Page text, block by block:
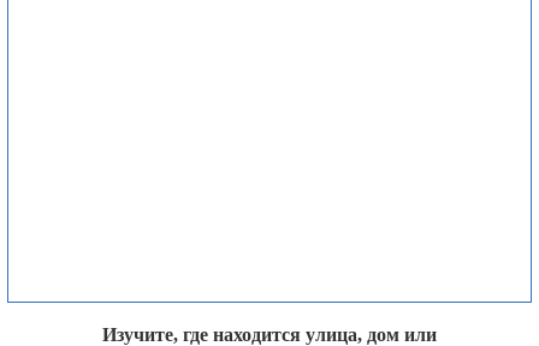
Изучите, где находится улица, дом или